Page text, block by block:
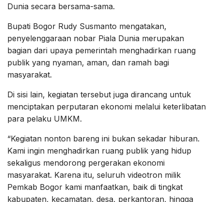
Dunia secara bersama-sama.
Bupati Bogor Rudy Susmanto mengatakan,
penyelenggaraan nobar Piala Dunia merupakan
bagian dari upaya pemerintah menghadirkan ruang
publik yang nyaman, aman, dan ramah bagi
masyarakat.
Di sisi lain, kegiatan tersebut juga dirancang untuk
menciptakan perputaran ekonomi melalui keterlibatan
para pelaku UMKM.
“Kegiatan nonton bareng ini bukan sekadar hiburan.
Kami ingin menghadirkan ruang publik yang hidup
sekaligus mendorong pergerakan ekonomi
masyarakat. Karena itu, seluruh videotron milik
Pemkab Bogor kami manfaatkan, baik di tingkat
kabupaten, kecamatan, desa, perkantoran, hingga